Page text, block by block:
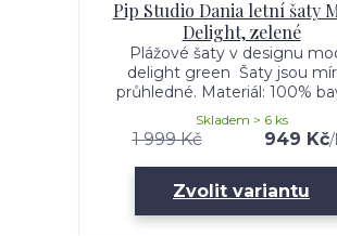
Pip Studio Dania letní šaty
Delight, zelené
Plážové šaty v designu
delight green Šaty jsou
průhledné. Materiál: 100%
1 999 Kč 949 Kč/
Skladem > 6 ks
Zvolit variantu